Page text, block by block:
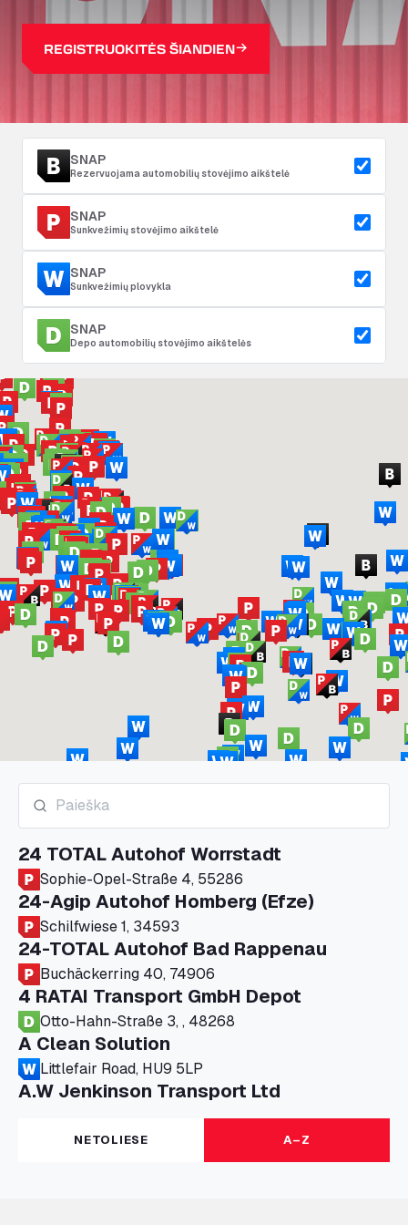
REGISTRUOKITĖS ŠIANDIEN
SNAP
Rezervuojama automobilių stovėjimo aikštelė
SNAP
Sunkvežimių stovėjimo aikštelė
SNAP
Sunkvežimių plovykla
SNAP
Depo automobilių stovėjimo aikštelės
24 TOTAL Autohof Worrstadt
Sophie-Opel-Straße 4, 55286
24-Agip Autohof Homberg (Efze)
Schilfwiese 1, 34593
24-TOTAL Autohof Bad Rappenau
Buchäckerring 40, 74906
4 RATAI Transport GmbH Depot
Otto-Hahn-Straße 3, , 48268
A Clean Solution
Littlefair Road, HU9 5LP
A.W Jenkinson Transport Ltd
Progress House, ME11 5GA
A+G Nettetal - Depot Parking
Am Panneschopp 7, 41334
NETOLIESE A–Z